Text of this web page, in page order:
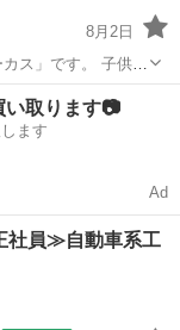
8月2日
ス」です。 子供が
古につきご理解あ
ー
い取ります📷
ます
Ad
社員≫自動車系工